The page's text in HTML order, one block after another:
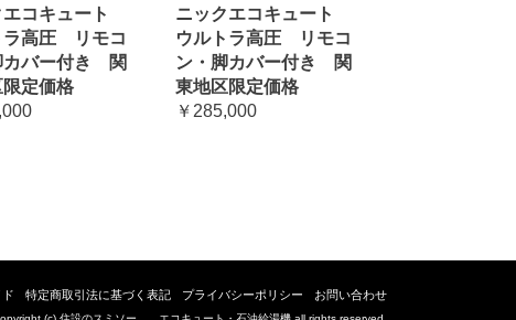
エコキュート
ラ高圧 リモコ
カバー付き 関
定価格
ニックエコキュート
ウルトラ高圧 リモコ
ン・脚カバー付き 関
東地区限定価格
￥285,000
特定商取引法に基づく表記 プライバシーポリシー お問い合わせ